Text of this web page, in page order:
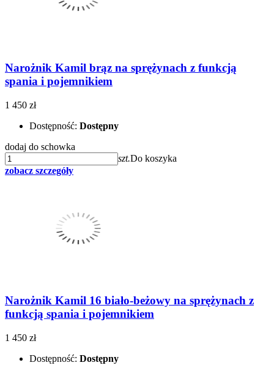
Narożnik Kamil brąz na sprężynach z funkcją
spania i pojemnikiem
1 450 zł
Dostępność: Dostępny
dodaj do schowka
szt.Do koszyka
zobacz szczegóły
Narożnik Kamil 16 biało-beżowy na sprężynach z
funkcją spania i pojemnikiem
1 450 zł
Dostępność: Dostępny